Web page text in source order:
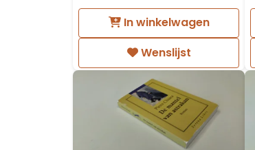
In winkelwagen
Wenslijst